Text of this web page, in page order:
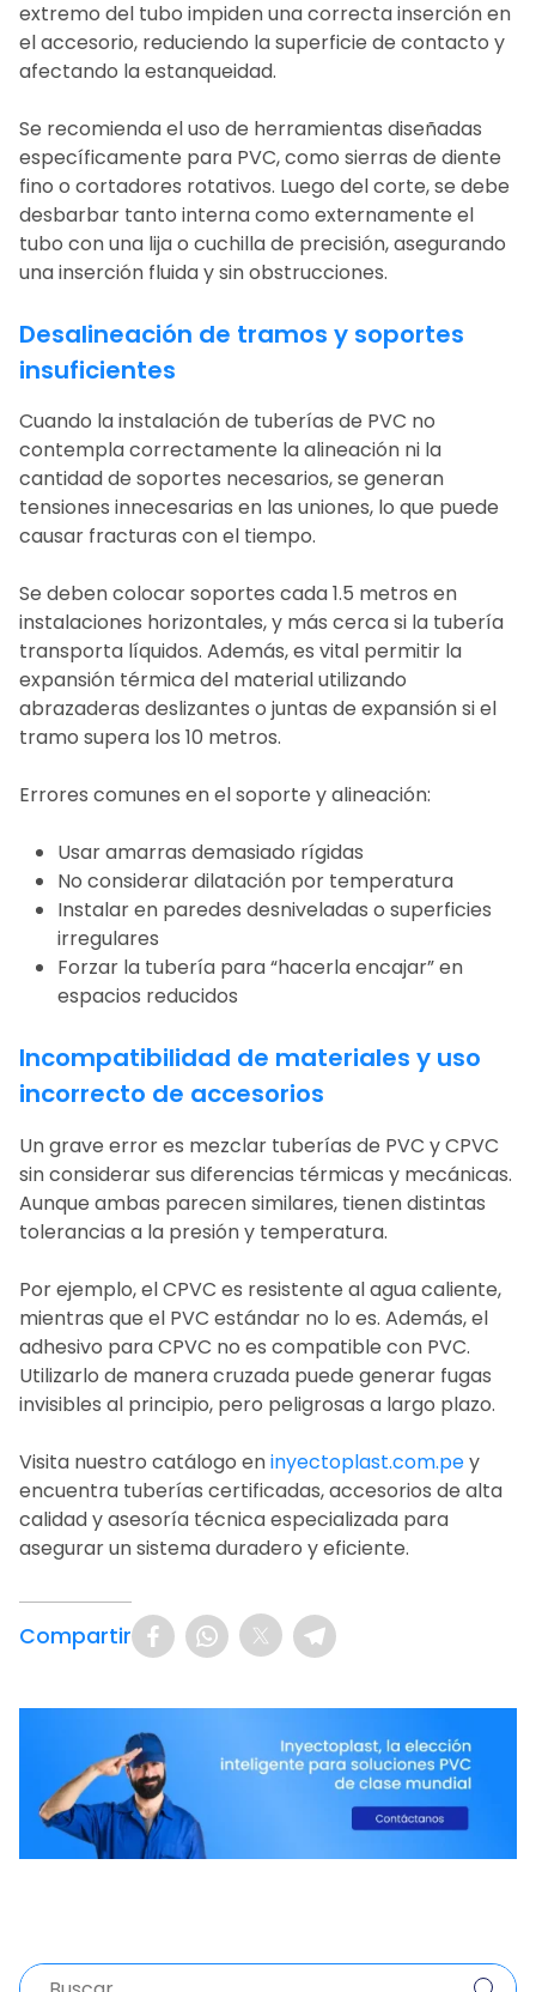
extremo del tubo impiden una correcta inserción en
el accesorio, reduciendo la superficie de contacto y
afectando la estanqueidad.
Se recomienda el uso de herramientas diseñadas
específicamente para PVC, como sierras de diente
fino o cortadores rotativos. Luego del corte, se debe
desbarbar tanto interna como externamente el
tubo con una lija o cuchilla de precisión, asegurando
una inserción fluida y sin obstrucciones.
Desalineación de tramos y soportes
insuficientes
Cuando lainstalación de tuberías de PVC no
contempla correctamente la alineación ni la
cantidad de soportes necesarios, se generan
tensiones innecesarias en las uniones, lo que puede
causar fracturas con el tiempo.
Se deben colocar soportes cada 1.5 metros en
instalaciones horizontales, y más cerca si la tubería
transporta líquidos. Además, es vital permitir la
expansión térmica del material utilizando
abrazaderas deslizantes o juntas de expansión si el
tramo supera los 10 metros.
Errores comunes en el soporte y alineación:
Usar amarras demasiado rígidas
No considerar dilatación por temperatura
Instalar en paredes desniveladas o superficies
irregulares
Forzar la tubería para “hacerla encajar” en
espacios reducidos
Incompatibilidad de materiales y uso
incorrecto de accesorios
Un grave error es mezclar tuberías de PVC y CPVC
sin considerar sus diferencias térmicas y mecánicas.
Aunque ambas parecen similares, tienen distintas
tolerancias a la presión y temperatura.
Por ejemplo, elCPVC es resistente al agua caliente,
mientras que el PVC estándar no lo es. Además, el
adhesivo para CPVC no es compatible con PVC.
Utilizarlo de manera cruzada puede generar fugas
invisibles al principio, pero peligrosas a largo plazo.
Visita nuestro catálogo eninyectoplast.com.pey
encuentra tuberías certificadas, accesorios de alta
calidad y asesoría técnica especializada para
asegurar un sistema duradero y eficiente.
Compartir
Buscar: